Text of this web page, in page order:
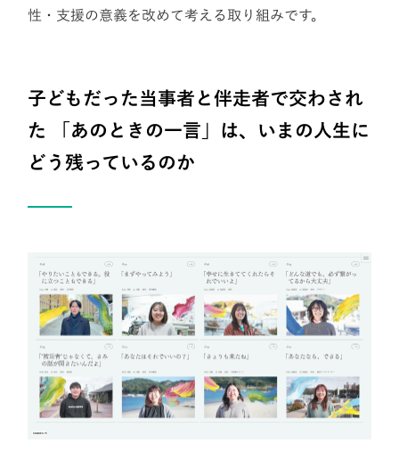
性・支援の意義を改めて考える取り組みです。
子どもだった当事者と伴走者で交わされ
た 「あのときの一言」は、いまの人生に
どう残っているのか